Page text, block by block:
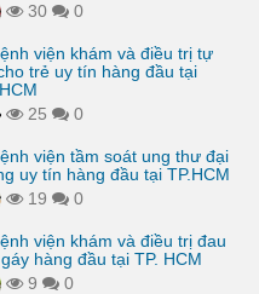
30
0
viện khám và điều trị tự
trẻ uy tín hàng đầu tại
25
0
viện tầm soát ung thư đại
uy tín hàng đầu tại TP.HCM
19
0
viện khám và điều trị đau
hàng đầu tại TP. HCM
9
0